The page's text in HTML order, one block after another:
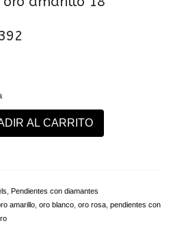
AL CARRITO
Pendientes con diamantes
amarillo oro blanco oro rosa pendientes con